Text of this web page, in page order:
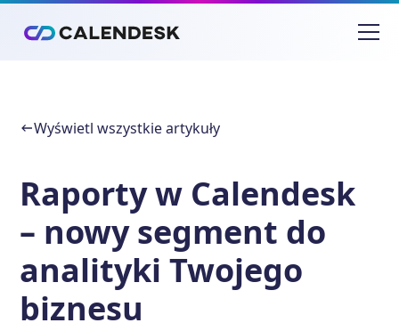
Wyświetl wszystkie artykuły
Raporty w Calendesk
– nowy segment do
analityki Twojego
biznesu